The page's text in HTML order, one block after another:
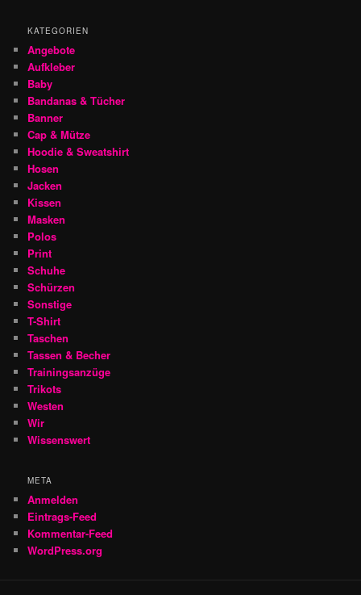
KATEGORIEN
Angebote
Aufkleber
Baby
Bandanas & Tücher
Banner
Cap & Mütze
Hoodie & Sweatshirt
Hosen
Jacken
Kissen
Masken
Polos
Print
Schuhe
Schürzen
Sonstige
T-Shirt
Taschen
Tassen & Becher
Trainingsanzüge
Trikots
Westen
Wir
Wissenswert
META
Anmelden
Eintrags-Feed
Kommentar-Feed
WordPress.org